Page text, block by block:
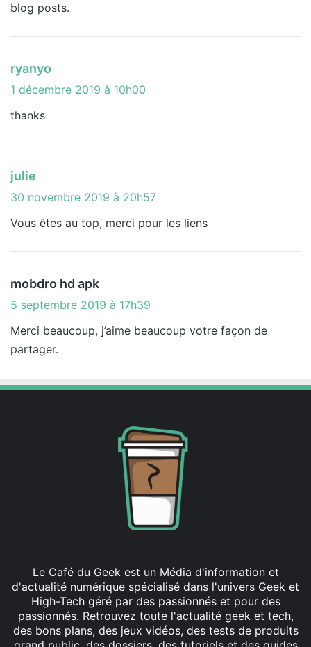
blog posts.
ryanyo
i
:
1 décembre 2019 à 10h00
thanks
julie
i
:
30 novembre 2019 à 20h57
Vous êtes au top, merci pour les liens
mobdro hd apk
i
5 septembre 2019 à 17h39
Merci beaucoup, j’aime beaucoup votre façon de
partager.
Le Café du Geek est un Média d'information et
d'actualité numérique spécialisé dans l'univers Geek et
High-Tech géré par des passionnés et pour des
passionnés. Retrouvez toute l'actualité geek et tech,
des bons plans, des jeux vidéos, des tests de produits